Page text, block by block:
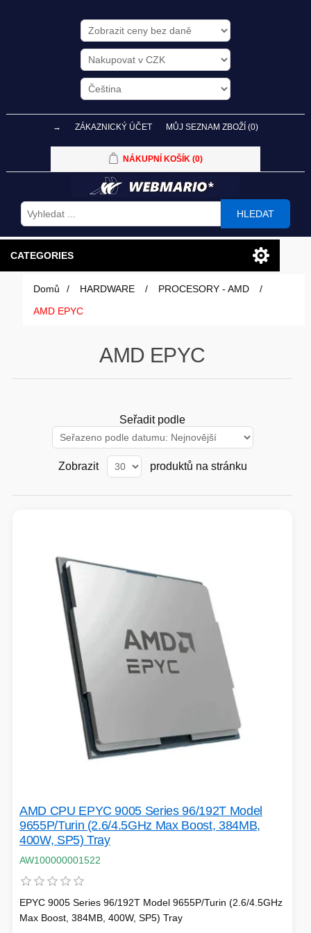
→ ZÁKAZNICKÝ ÚČET MŮJ SEZNAM ZBOŽÍ (0)
NÁKUPNÍ KOŠÍK (0)
HLEDAT
CATEGORIES
PC SESTAVY
PRACOVNÍ STANICE
HERNÍ PODLOŽKY
GRAFICKÉ KARTY
ZABEZPEČENÍ
KLÁVESNICE A MYŠI
FLASH KARTY
ZÁRUKY - SLUŽBY
SOHO INTERNÍ DISKY
CHYTRÉ OSVĚTLENÍ
SÍŤOVÉ PRVKY Pro
DOMÁCNOST
Domů / HARDWARE / PROCESORY - AMD
/
AMD EPYC
AMD EPYC
Seřadit podle
Zobrazit produktů na stránku
AMD CPU EPYC 9005 Series 96/192T Model
9655P/Turin (2.6/4.5GHz Max Boost, 384MB,
400W, SP5) Tray
AW100000001522
EPYC 9005 Series 96/192T Model 9655P/Turin (2.6/4.5GHz
Max Boost, 384MB, 400W, SP5) Tray